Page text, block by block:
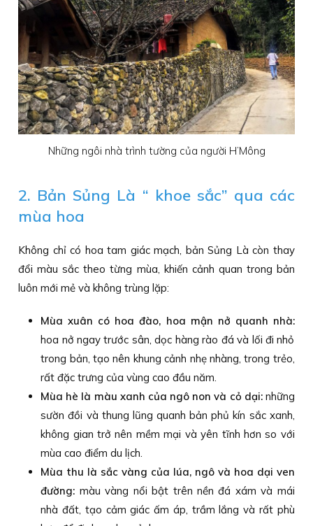
Những ngôi nhà trình tường của người H’Mông
2. Bản Sủng Là “ khoe sắc” qua các
mùa hoa
Không chỉ có hoa tam giác mạch, bản Sủng Là còn thay
đổi màu sắc theo từng mùa, khiến cảnh quan trong bản
luôn mới mẻ và không trùng lặp:
Mùa xuân có hoa đào, hoa mận nở quanh nhà:
hoa nở ngay trước sân, dọc hàng rào đá và lối đi nhỏ
trong bản, tạo nên khung cảnh nhẹ nhàng, trong trẻo,
rất đặc trưng của vùng cao đầu năm.
Mùa hè là màu xanh của ngô non và cỏ dại:những
sườn đồi và thung lũng quanh bản phủ kín sắc xanh,
không gian trở nên mềm mại và yên tĩnh hơn so với
mùa cao điểm du lịch.
Mùa thu là sắc vàng của lúa, ngô và hoa dại ven
đường: màu vàng nổi bật trên nền đá xám và mái
nhà đất, tạo cảm giác ấm áp, trầm lắng và rất phù